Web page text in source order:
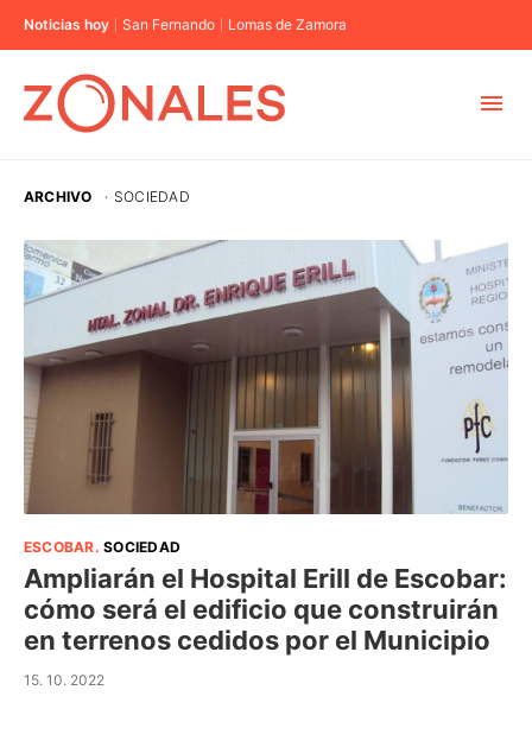
Noticias hoy San Fernando Lomas de Zamora
CABA
BUENOS AIRES
PROVINCIAS
ELECCIONES 2023
ARCHIVO · SOCIEDAD
ESCOBAR.SOCIEDAD
Ampliarán el Hospital Erill de Escobar:
cómo será el edificio que construirán
en terrenos cedidos por el Municipio
15. 10. 2022